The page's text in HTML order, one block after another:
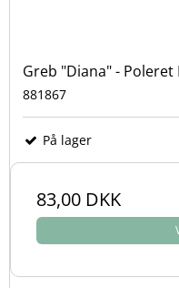
Greb "Diana" - Poleret
881867
På lager
83,00 DKK